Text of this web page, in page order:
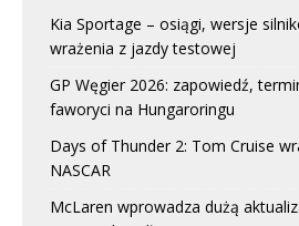
Kia Sportage – osiągi, wersje
wrażenia z jazdy testowej
GP Węgier 2026: zapowiedź,
faworyci na Hungaroringu
Days of Thunder 2: Tom Cruise
NASCAR
McLaren wprowadza dużą